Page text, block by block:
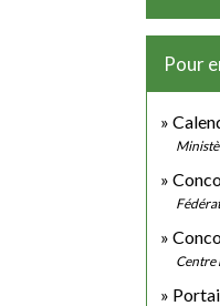
Pour
Centre